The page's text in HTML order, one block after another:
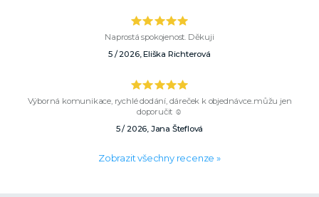
Naprostá spokojenost. Děkuji
5 / 2026, Eliška Richterová
Výborná komunikace, rychlé dodání, dáreček k objednávce..můžu jen
doporučit ☺️
5 / 2026, Jana Šteflová
Zobrazit všechny recenze »